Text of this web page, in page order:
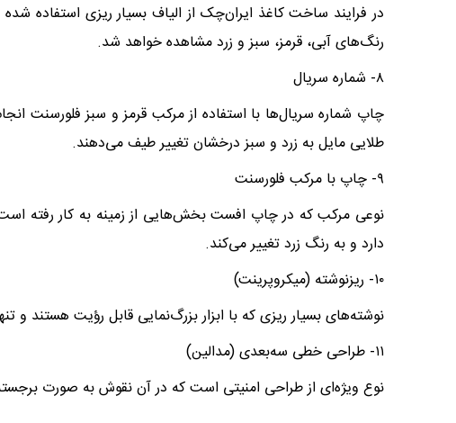
در فرایند ساخت کاغذ ایران‌چک از الیاف بسیار ریزی استفاده
رنگ‌های آبی، قرمز، سبز و زرد مشاهده خواهد شد.
۸- شماره سریال
چاپ شماره سریال‌ها با استفاده از مرکب قرمز و سبز فلورسنت
طلایی مایل به زرد و سبز درخشان تغییر طیف می‌دهند.
۹- چاپ با مرکب فلورسنت
نوعی مرکب که در چاپ افست بخش‌هایی از زمینه به کار رفته
دارد و به رنگ زرد تغییر می‌کند.
۱۰- ریزنوشته (میکروپرینت)
نوشته‌های بسیار ریزی که با ابزار بزرگ‌نمایی قابل رؤیت هستند
۱۱- طراحی خطی سه‌بعدی (مدالین)
نوع ویژه‌ای از طراحی امنیتی است که در آن نقوش به صورت